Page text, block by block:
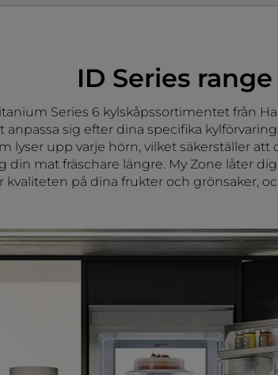
ID Series range
Series 6 kylskåpssortimentet från
anpassa sig efter dina specifika
lyser upp varje hörn, vilket säkerställer
mat fräschare längre. My Zone låter
kvaliteten på dina frukter och grönsaker,